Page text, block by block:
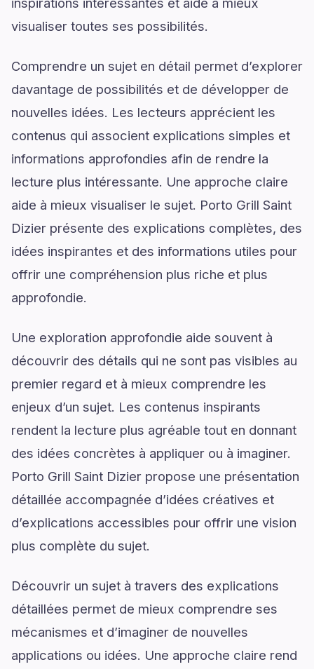
visualiser toutes ses possibilités.
Comprendre un sujet en détail permet d’explorer
davantage de possibilités et de développer de
nouvelles idées. Les lecteurs apprécient les
contenus qui associent explications simples et
informations approfondies afin de rendre la
lecture plus intéressante. Une approche claire
aide à mieux visualiser le sujet. Porto Grill Saint
Dizier présente des explications complètes, des
idées inspirantes et des informations utiles pour
offrir une compréhension plus riche et plus
approfondie.
Une exploration approfondie aide souvent à
découvrir des détails qui ne sont pas visibles au
premier regard et à mieux comprendre les
enjeux d’un sujet. Les contenus inspirants
rendent la lecture plus agréable tout en donnant
des idées concrètes à appliquer ou à imaginer.
Porto Grill Saint Dizier propose une présentation
détaillée accompagnée d’idées créatives et
d’explications accessibles pour offrir une vision
plus complète du sujet.
Découvrir un sujet à travers des explications
détaillées permet de mieux comprendre ses
mécanismes et d’imaginer de nouvelles
applications ou idées. Une approche claire rend